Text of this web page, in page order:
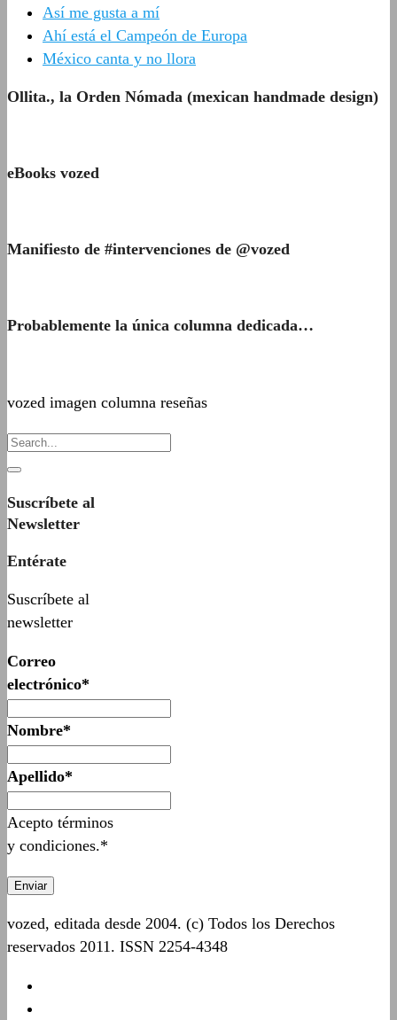
Así me gusta a mí
Ahí está el Campeón de Europa
México canta y no llora
Ollita., la Orden Nómada (mexican handmade design)
eBooks vozed
Manifiesto de #intervenciones de @vozed
Probablemente la única columna dedicada…
vozed imagen columna reseñas
Suscríbete al
Newsletter
Entérate
Suscríbete al
newsletter
Correo
electrónico*
Nombre*
Apellido*
Acepto términos
y condiciones.*
vozed, editada desde 2004. (c) Todos los Derechos
reservados 2011. ISSN 2254-4348